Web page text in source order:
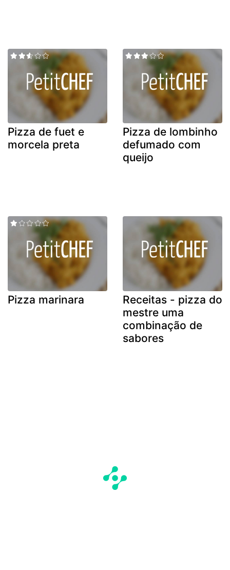
Pizza de fuet e
morcela preta
Pizza de lombinho
defumado com
queijo
Pizza marinara
Receitas - pizza do
mestre uma
combinação de
sabores